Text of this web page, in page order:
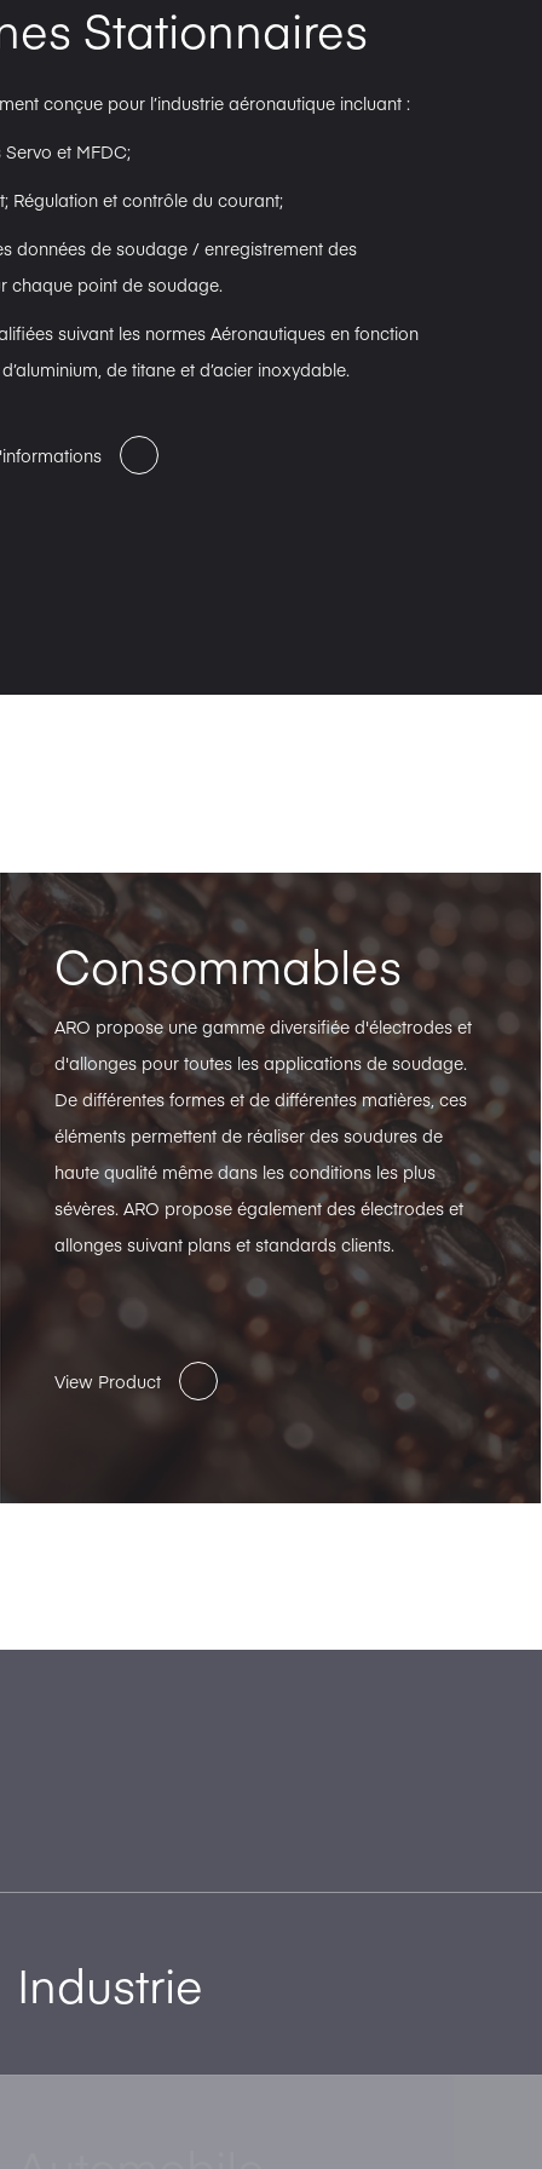
Stationnaires
conçue pour l’industrie aéronautique incluant :
et MFDC;
Régulation et contrôle du courant;
données de soudage / enregistrement des
chaque point de soudage.
suivant les normes Aéronautiques en fonction
de titane et d’acier inoxydable.
Consommables
ARO propose une gamme diversifiée d'électrodes et
d'allonges pour toutes les applications de soudage.
De différentes formes et de différentes matières, ces
éléments permettent de réaliser des soudures de
haute qualité même dans les conditions les plus
sévères. ARO propose également des électrodes et
allonges suivant plans et standards clients.
View Product
Industrie